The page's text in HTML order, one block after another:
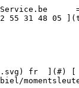
lg:text-gray-800 lg:focus:border-b-primary xl:text-sm 2xl:text-base lg:border-b-transparent lg:hover:border-b-gray-300" &gt; Bagages et transport      

 ](https://www.auto-service.be/fr/bagages-et-transport) **Bagages et transport** 

 [    ![Porte-vélos](https://www.auto-service.be/assets/media/25667/conversions/fietsendragers-navthumb.jpg)  

 Porte-vélos 

 ](https://www.auto-service.be/fr/bagages-et-transport/porte-velos) [    ![Coffres de toit](https://www.auto-service.be/assets/media/25666/conversions/dakkoffer-navthumb.jpg)  

 Coffres de toit 

 ](https://www.auto-service.be/fr/bagages-et-transport/coffres-de-toit) [    ![Porte-bagages de toit](https://www.auto-service.be/assets/media/25668/conversions/dakdrager-navthumb.jpg)  

 Porte-bagages de toit 

 ](https://www.auto-service.be/fr/